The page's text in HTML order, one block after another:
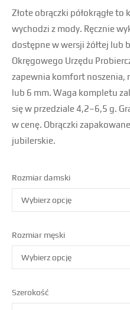
Złote obrączki półokrągłe
wychodzi z mody. Ręcznie
dostępne w wersji żółtej lub
Okręgowego Urzędu
zapewnia komfort noszenia,
lub 6 mm. Waga kompletu
się w przedziale 4,2–6,5 g.
w cenę. Obrączki
jubilerskie.
Rozmiar damski
Rozmiar męski
Szerokość